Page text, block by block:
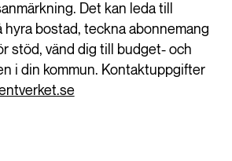
Det kan leda till
hyra bostad, teckna abonnemang
stöd, vänd dig till budget- och
i din kommun. Kontaktuppgifter